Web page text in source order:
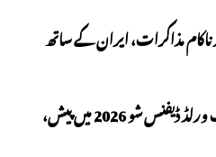
مذاکرات، ایران کے ساتھ
چین کا میزائل بردار روبوٹک ڈاگ ورلڈ ڈیفنس شو 2026 میں پیش،